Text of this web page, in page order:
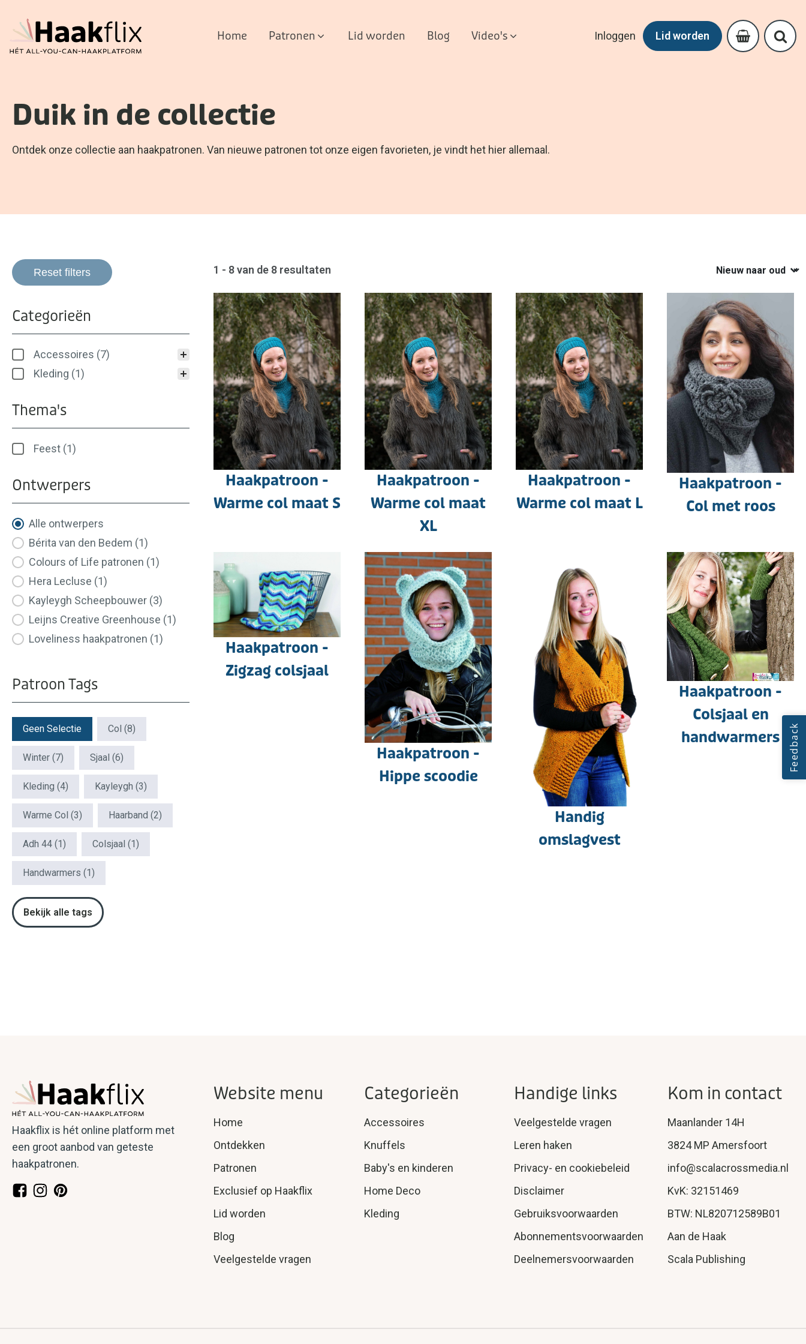
Home Patronen Lid worden Blog Video's Inloggen Lid worden
Duik in de collectie
Ontdek onze collectie aan haakpatronen. Van nieuwe patronen tot onze eigen favorieten, je vindt het hier allemaal.
Reset filters
Categorieën
Categorieën
Accessoires (7)
Kleding (1)
Thema's
Thema's
Feest (1)
Ontwerpers
Ontwerpers
Alle ontwerpers
Bérita van den Bedem (1)
Colours of Life patronen (1)
Hera Lecluse (1)
Kayleygh Scheepbouwer (3)
Leijns Creative Greenhouse (1)
Loveliness haakpatronen (1)
Patroon Tags
Patroon Tags
Geen Selectie Col (8)
Winter (7) Sjaal (6)
Kleding (4) Kayleygh (3)
Warme Col (3) Haarband (2)
Adh 44 (1) Colsjaal (1)
Handwarmers (1)
Bekijk alle tags
1 - 8 van de 8 resultaten Nieuw naar oud
Haakpatroon -
Warme col maat S
Haakpatroon -
Warme col maat
XL
Haakpatroon -
Warme col maat L
Haakpatroon -
Col met roos
Haakpatroon -
Zigzag colsjaal
Haakpatroon -
Hippe scoodie
Handig
omslagvest
Haakpatroon -
Colsjaal en
handwarmers
Haakflix is hét online platform met
een groot aanbod van geteste
haakpatronen.
Website menu
Home
Ontdekken
Patronen
Exclusief op Haakflix
Lid worden
Blog
Veelgestelde vragen
Categorieën
Accessoires
Knuffels
Baby's en kinderen
Home Deco
Kleding
Handige links
Veelgestelde vragen
Leren haken
Privacy- en cookiebeleid
Disclaimer
Gebruiksvoorwaarden
Abonnementsvoorwaarden
Deelnemersvoorwaarden
Kom in contact
Maanlander 14H
3824 MP Amersfoort
info@scalacrossmedia.nl
KvK: 32151469
BTW: NL820712589B01
Aan de Haak
Scala Publishing